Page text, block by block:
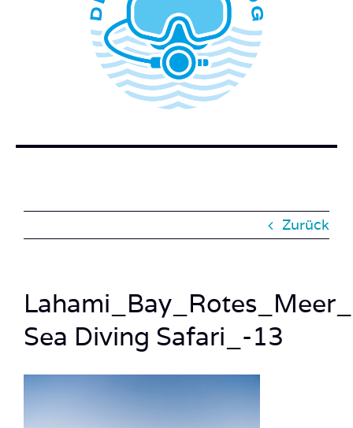
WER STECKT HINTER DEM TAUCHERBLOG?
BUCH BESTELLEN
Zurück
Sea Diving Safari_-13